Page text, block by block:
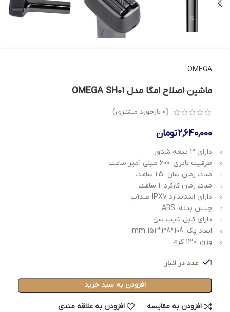
OMEGA
ماشین اصلاح امگا مدل OMEGA SH01
(
0 بازخورد مشتری)
2,640,000تومان
دارای 3 تیغه شناور
ظرفیت باتری: 600 میلی آمپر ساعت
مدت زمان شارژ: 1.5 ساعت
مدت زمان کارکرد: 1 ساعت
دارای استاندارد IPX7 ضدآب
جنس بدنه: ABS
دارای کابل تایپ سی
ابعاد پک: 108*38*152 mm
وزن: 130 گرم
1 عدد در انبار
افزودن به سبد خرید
افزودن به مقایسه افزودن به علاقه مندی